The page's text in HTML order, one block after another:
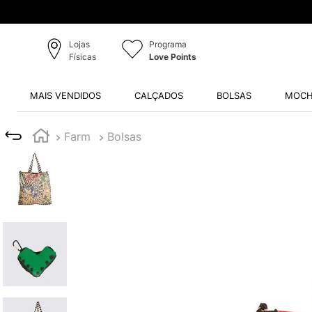
Lojas
Físicas
Programa
Love Points
MAIS VENDIDOS CALÇADOS BOLSAS
Farm Bolsas